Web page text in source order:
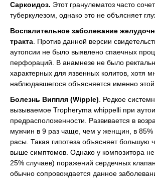
Саркоидоз. Этот гранулематоз часто
туберкулезом, однако это не объясняет
Воспалительное заболевание
тракта . Против данной версии
аутопсии не было выявлено спаечных
перфораций. В анамнезе не было
характерных для язвенных колитов, хотя
наблюдавшегося объясняется именно этой
Болезнь Виппля (Wipple) . Редкое
вызываемое Tropheryma whippelli при
предрасположенности. Развивается в
мужчин в 9 раз чаще, чем у женщин, в 85%
расы. Такая гипотеза объясняет большую
выше симптомов. Однако у композитора
25% случаев) поражений сердечных
обычно сопровождается данное